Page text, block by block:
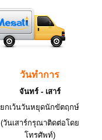
วันทำการ
จันทร์ - เสาร์
ยกเว้นวันหยุดนักขัตฤกษ์
(วันเสาร์กรุณาติดต่อโดย
โทรศัพท์)